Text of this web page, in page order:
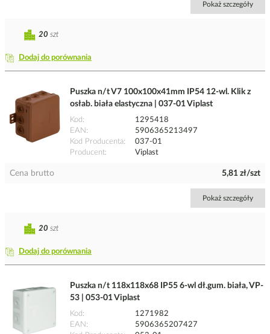
Pokaż szczegóły
Dodaj do porównania
20 szt
Puszka n/t V7 100x100x41mm IP54 12-wl. Klik z
osłab. biała elastyczna | 037-01 Viplast
Kod
1295418
EAN
5906365213497
Kod Producenta
037-01
Producent
Viplast
Cena brutto 5,81 zł/szt
Pokaż szczegóły
Dodaj do porównania
20 szt
Puszka n/t 118x118x68 IP55 6-wl dł.gum. biała, VP-
53 | 053-01 Viplast
Kod
1271982
EAN
5906365207427